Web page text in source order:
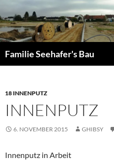
Inhalt
springen
Familie Seehafer's Bau
18 INNENPUTZ
INNENPUTZ
6. NOVEMBER 2015 GHIBSY
Innenputz in Arbeit